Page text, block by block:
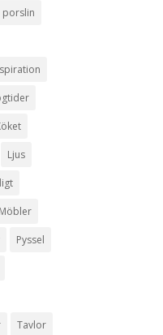
porslin
Ljus
Möbler
Pyssel
Tavlor